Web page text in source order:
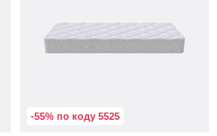
-55% по коду 5525